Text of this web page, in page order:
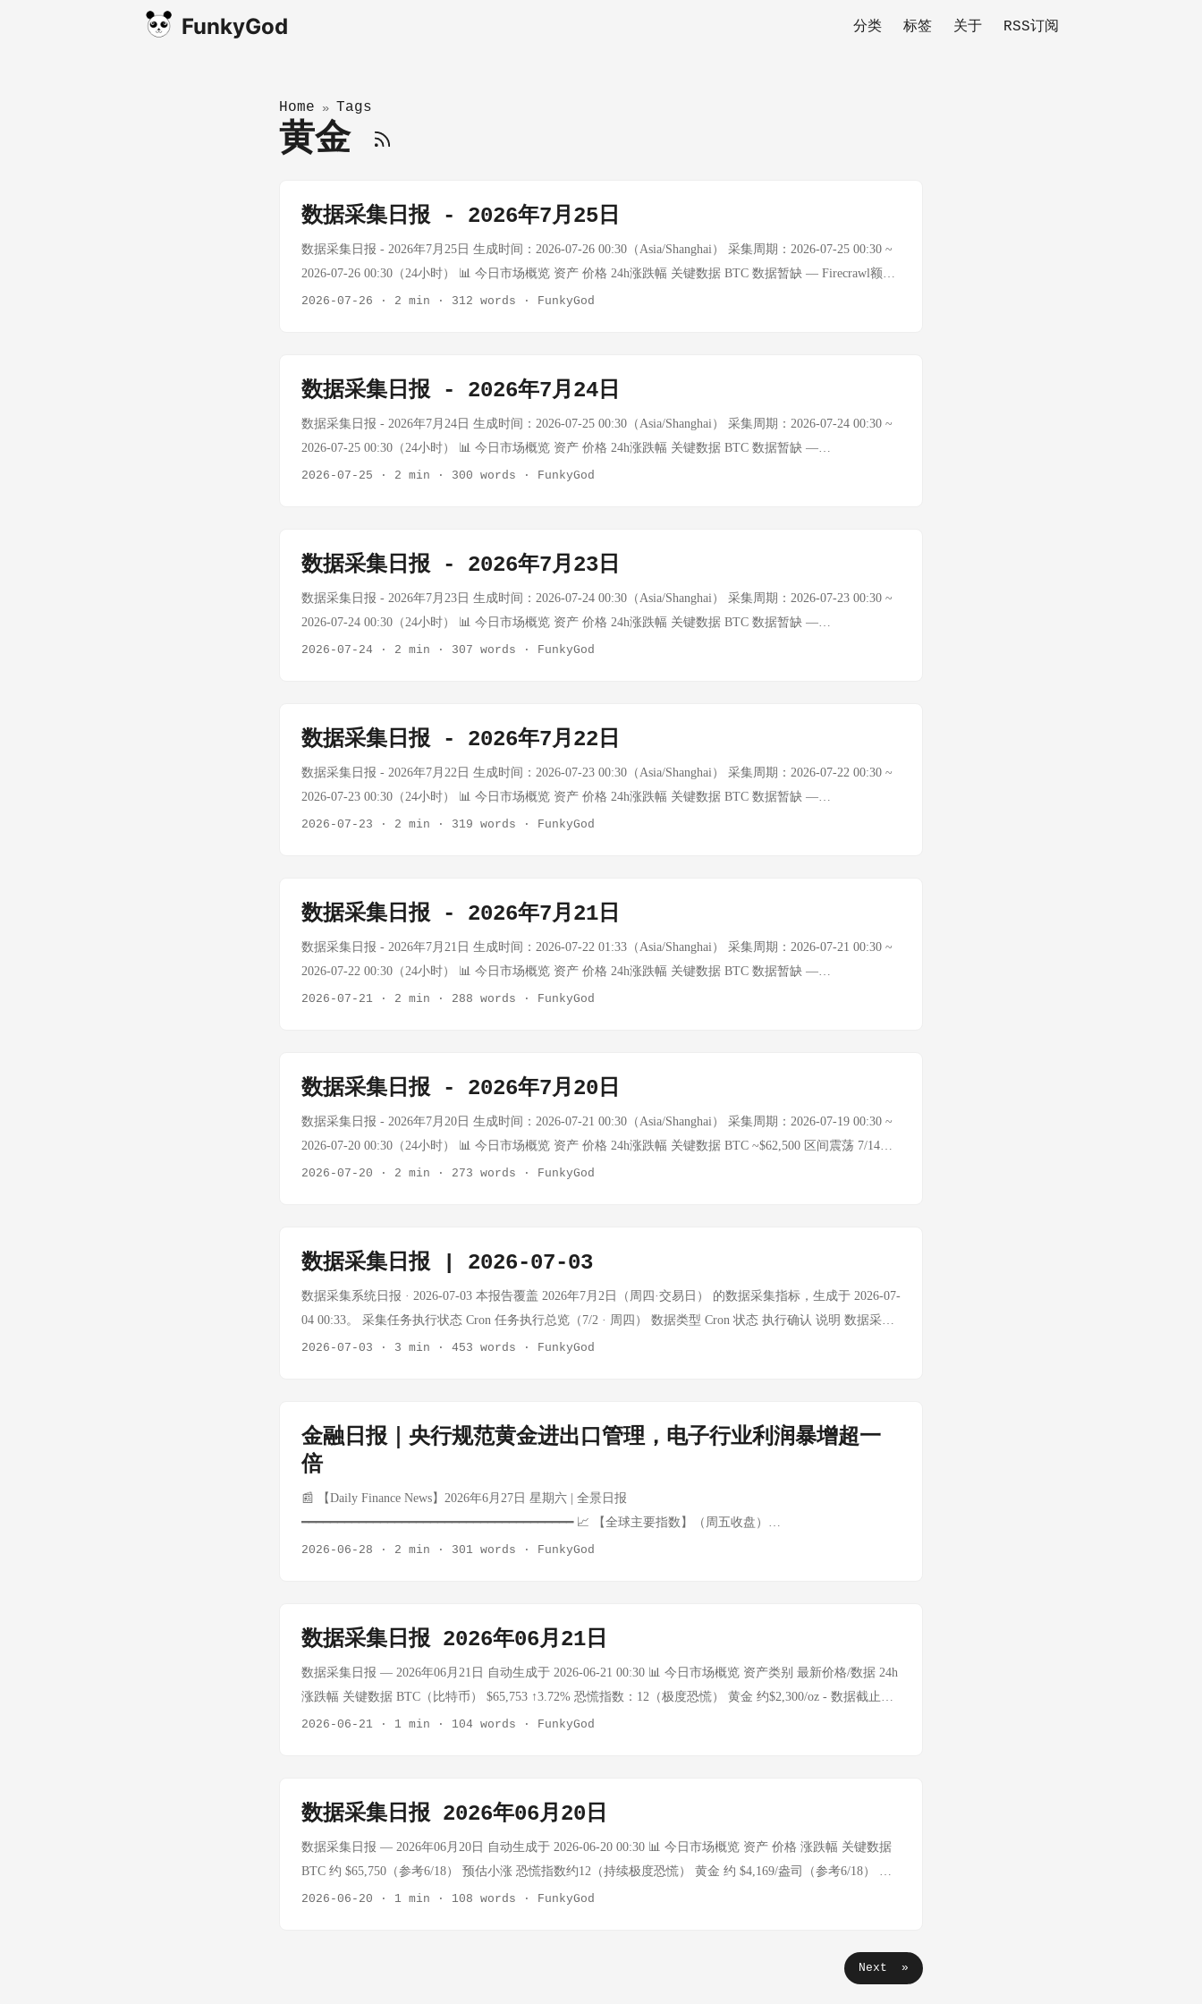
FunkyGod 分类 标签 关于 RSS订阅
Home » Tags
黄金
数据采集日报 - 2026年7月25日
数据采集日报 - 2026年7月25日 生成时间：2026-07-26 00:30（Asia/Shanghai） 采集周期：2026-07-25 00:30 ~
2026-07-26 00:30（24小时） 📊 今日市场概览 资产 价格 24h涨跌幅 关键数据 BTC 数据暂缺 — Firecrawl额度
耗尽，外部API不可用 黄金 ~$4,000/oz — API额度耗尽，世界黄金协会：黄金年初突破$5,500后回落至$4,000
尽，BTC和黄金实时价格无法获取。原油数据通过oilprice.com可获取，连续第二日回调。Murban从$96.70继
续暴跌至$97.05（但百分比从-9.77%收窄至-9.44%，实际上价格从$96.70回升至$97.05）。 🌍 地缘政治与宏
观 今日重要事件： 事件 详情 俄罗斯黑海港口 俄罗斯最大黑海石油港口因无人机威胁陷入沉寂，能源供应风
险上升 中东霍尔木兹海峡 霍尔木兹海峡油轮通行量降至5月以来最低水平，战争风险飙升 特朗普威胁伊朗 胡
原油突破$100 供应危机深化，油价突破$100 厄尔尼诺通胀风险 石油冲击可能将超级厄尔尼诺转化为通胀问题
2026-07-26 · 2 min · 312 words · FunkyGod
数据采集日报 - 2026年7月24日
数据采集日报 - 2026年7月24日 生成时间：2026-07-25 00:30（Asia/Shanghai） 采集周期：2026-07-24 00:30 ~
2026-07-25 00:30（24小时） 📊 今日市场概览 资产 价格 24h涨跌幅 关键数据 BTC 数据暂缺 —
Tavily/Firecrawl额度耗尽，外部API不可用 黄金 数据暂缺 — API额度耗尽，数据获取失败 WTI原油 $88.89/桶
日报错432/402），BTC和黄金实时价格无法获取。原油数据通过oilprice.com可获取，昨日暴涨后今日出现回
调，原油全品种下跌。 🌍 地缘政治与宏观 今日重要政策动向： 事件 详情 欧洲央行利率决议 7/24欧洲央行宣
布降息25bp，符合市场预期，欧元小幅走弱 中东局势反复 伊朗/胡塞武装地区冲突未见进一步升级，紧张情绪
有所缓解，原油回吐部分涨幅 美联储官员讲话 美联储官员重申谨慎降息立场，通胀粘性仍是核心关注 美股财
行降息确认，美元走强施压大宗商品 ₿ 加密货币 状态：外部价格API（Tavily/Firecrawl/CoinGecko/CNBC）额
2026-07-25 · 2 min · 300 words · FunkyGod
数据采集日报 - 2026年7月23日
数据采集日报 - 2026年7月23日 生成时间：2026-07-24 00:30（Asia/Shanghai） 采集周期：2026-07-23 00:30 ~
2026-07-24 00:30（24小时） 📊 今日市场概览 资产 价格 24h涨跌幅 关键数据 BTC 数据暂缺 —
Tavily/Firecrawl额度耗尽，外部API不可用 黄金 数据暂缺 — API额度耗尽，数据获取失败 WTI原油 $92.73/桶
432/402），BTC和黄金实时价格无法获取。原油数据通过oilprice.com可获取，今日能源市场大幅走强。 🌍 地
缘政治与宏观 今日重要政策动向： 事件 详情 美联储褐皮书发布 7/23美联储发布褐皮书显示美国经济以"轻微
至温和"速度增长，物价涨幅总体放缓 欧洲央行利率决议 7/24欧洲央行将公布利率决议，市场预期降息25bp
中东局势骤变 伊朗/胡塞武装地区冲突升级，WTI单日+6.79%，布伦特突破$100心理关口 A股公募基金二季度
密货币 状态：外部价格API（Tavily/Firecrawl/CoinGecko）额度全部耗尽，BTC实时价格暂无法获取。 近期参
2026-07-24 · 2 min · 307 words · FunkyGod
数据采集日报 - 2026年7月22日
数据采集日报 - 2026年7月22日 生成时间：2026-07-23 00:30（Asia/Shanghai） 采集周期：2026-07-22 00:30 ~
2026-07-23 00:30（24小时） 📊 今日市场概览 资产 价格 24h涨跌幅 关键数据 BTC 数据暂缺 —
Tavily/Firecrawl额度耗尽，外部API不可用 黄金 数据暂缺 — API额度耗尽，数据获取失败 WTI原油 $86.68/桶
政治与宏观 今日重要政策动向： 事件 详情 习近平部署基础教育 7/22国家主席习近平对基础教育工作作出重
要指示，全国基础教育工作会议在北京召开 中国提出数字主权原则 联合国全球网络安全常设机制首次会议，
中国提交立场文件，首次提出"数字主权"概念 王毅会见东盟秘书长 中国-东盟合作深化，东盟秘书长高金洪访
华 中欧战略沟通 王毅、李鸿忠分别会见欧洲议会外事委员会代表团，中欧对话渠道畅通 市场背景： 中东地
BTC/USD：$62,509.93（当日-1.8%，恐慌指数22） 技术面：运行于MA5/MA20/MA60全部下方 → 空头排列
2026-07-23 · 2 min · 319 words · FunkyGod
数据采集日报 - 2026年7月21日
数据采集日报 - 2026年7月21日 生成时间：2026-07-22 01:33（Asia/Shanghai） 采集周期：2026-07-21 00:30 ~
2026-07-22 00:30（24小时） 📊 今日市场概览 资产 价格 24h涨跌幅 关键数据 BTC 数据暂缺 —
Tavily/Firecrawl额度耗尽，外部API不可用 黄金 ~$4,012.8/oz -0.15% COMEX黄金7/20收盘价 WTI原油 $84.23/
（7/20美军打击伊朗）： 事件 详情 美军打击 7/20美军中央司令部宣布对伊朗新一轮打击，削弱封锁霍尔木兹
海峡能力 伤亡情况 伊朗本月袭击致近100名美军受伤，累计17名美军死于美伊战争 特朗普警告 "伊朗每杀死
一名美军士兵，都必将付出数倍代价！" 约旦拦截 约旦防空系统击落3枚伊朗导弹 胡塞武装 持续袭扰商船，
沙特联军介入保障曼德海峡 伊朗反应 南部霍尔木兹甘省和法尔斯省传出爆炸声 市场影响： 原油大涨：WTI
2026-07-21 · 2 min · 288 words · FunkyGod
数据采集日报 - 2026年7月20日
数据采集日报 - 2026年7月20日 生成时间：2026-07-21 00:30（Asia/Shanghai） 采集周期：2026-07-19 00:30 ~
2026-07-20 00:30（24小时） 📊 今日市场概览 资产 价格 24h涨跌幅 关键数据 BTC ~$62,500 区间震荡 7/14数
据，$60,000支撑位受关注 黄金 ~$4,000/oz 年内-7% YTD 1月曾突破$5,500创历史新高 WTI原油 $82.45/桶
— 周三 7/9 缺失 — — 周四 7/10 $64,220 +$833 (+1.3%) — 周五 7/11 $64,170 -$50 (-0.08%) — 周六 7/12
$64,072 -$98 (-0.15%) 26 周日 7/13 $63,684/$62,657 -$1,415 (-2.2%) — 非交易日 7/14 $62,509.93 -$1,147
(-1.8%) 22 周一 BTC两周整体：$65,753 → $62,509（7/14），下跌约$3,243（-4.9%） ...
2026-07-20 · 2 min · 273 words · FunkyGod
数据采集日报 | 2026-07-03
数据采集系统日报 · 2026-07-03 本报告覆盖 2026年7月2日（周四·交易日） 的数据采集指标，生成于 2026-07-
04 00:33。 采集任务执行状态 Cron 任务执行总览（7/2 · 周四） 数据类型 Cron 状态 执行确认 说明 数据采集
日报生成 ✅ ok ✅ 已执行 三报齐全 BTC 价格每日追踪 ✅ running ✅ 已执行 技术指标持续完整 黄金价格交易
43 天 核心数据亮点 BTC 技术指标采集稳定性验证（7/2） 7/1 首次突破后，7/2 验证采集稳定性： ...
2026-07-03 · 3 min · 453 words · FunkyGod
金融日报｜央行规范黄金进出口管理，电子行业利润暴增超一
倍
📰 【Daily Finance News】2026年6月27日 星期六 | 全景日报
━━━━━━━━━━━━━━━━━━━━━━━━━━━━━━━━━━━━━━ 📈 【全球主要指数】（周五收盘）
┌────────────────┬──────────┬──────────┐ │ 指数 │ 最新价 │ 涨跌幅 │
市 │ │ 纳斯达克 │ —— │ 周末休市 │ │ 标普500 │ —— │ 周末休市 │ │ 日经225 │ —— │ 周末休市 │
└────────────────┴──────────┴──────────┘ ► 6月27日为周六，A股、港股、美股均休
市 ► 下周一（6月30日）恢复正常交易 ...
2026-06-28 · 2 min · 301 words · FunkyGod
数据采集日报 2026年06月21日
数据采集日报 — 2026年06月21日 自动生成于 2026-06-21 00:30 📊 今日市场概览 资产类别 最新价格/数据 24h
涨跌幅 关键数据 BTC（比特币） $65,753 ↑3.72% 恐慌指数：12（极度恐慌） 黄金 约$2,300/oz - 数据截止：
6/19 WTI原油 非交易日 - 周末休市 布伦特原油 非交易日 - 周末休市 上证指数 非交易日 - 周末休市 深成指 非
底部确认信号 6/19为周四交易日，恐慌指数待验证是否突破20 🥇 贵金属 黄金：约$2,300/oz（待更新） 数据
截止时间：6月19日 上海金：待更新 周末市场休市 🛢️ 原油 WTI原油：非交易日（周末休市） 布伦特原油：非
交易日（周末休市） ...
2026-06-21 · 1 min · 104 words · FunkyGod
数据采集日报 2026年06月20日
数据采集日报 — 2026年06月20日 自动生成于 2026-06-20 00:30 📊 今日市场概览 资产 价格 涨跌幅 关键数据
BTC 约 $65,750（参考6/18） 预估小涨 恐慌指数约12（持续极度恐慌） 黄金 约 $4,169/盎司（参考6/18） 预
估小幅震荡 技术位参考：$4,330/4,369 WTI原油 约 $76.6/桶（参考6/18） 预估小幅波动 美国能源库存与产需
点推进 ₿ 加密货币 BTC：约 $65,750（参考6/18，疑似微涨） 24h最高：约 $66,000（区间估算） 24h最低：
2026-06-20 · 1 min · 108 words · FunkyGod
Next »